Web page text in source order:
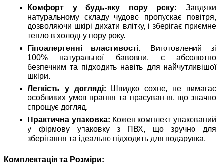
Комфорт у будь-яку пору року: Завдяки
натуральному складу чудово пропускає повітря,
дозволяючи шкірі дихати влітку, і зберігає приємне
тепло в холодну пору року.
Гіпоалергенні властивості: Виготовлений зі
100% натуральної бавовни, є абсолютно
безпечним та підходить навіть для найчутливішої
шкіри.
Легкість у догляді: Швидко сохне, не вимагає
особливих умов прання та прасування, що значно
спрощує догляд.
Практична упаковка: Кожен комплект упакований
у фірмову упаковку з ПВХ, що зручно для
зберігання та ідеально підходить для подарунка.
Комплектація та Розміри: